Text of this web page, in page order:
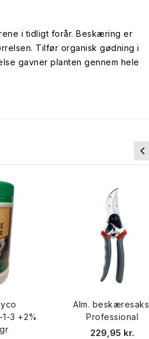
i tidligt forår. Beskæring er
Tilfør organisk gødning i
gavner planten gennem hele
3 +2%
Alm. beskæresaks,
Professional
229,95 kr.